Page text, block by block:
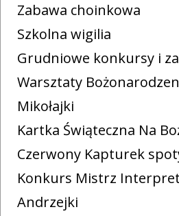
Zabawa choinkowa
Szkolna wigilia
Grudniowe konkursy i
Warsztaty
Mikołajki
Kartka Świąteczna Na
Czerwony Kapturek
Konkurs Mistrz
Andrzejki